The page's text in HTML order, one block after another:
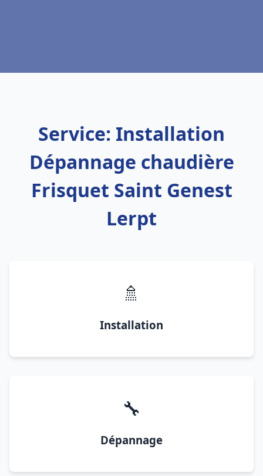
Service: Installation
Dépannage chaudière
Frisquet Saint Genest
Lerpt
🚿
Installation
🔧
Dépannage